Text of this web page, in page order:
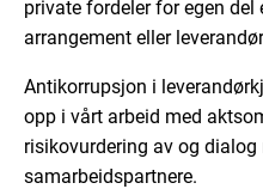
private fordeler for egen del
arrangement eller
Antikorrupsjon i
opp i vårt arbeid med
risikovurdering av og dialog
samarbeidspartnere.